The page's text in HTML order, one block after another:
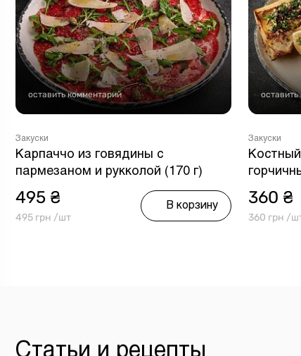
оставить комментарий
Закуски
Карпаччо из говядины с
пармезаном и рукколой (170 г)
495 ₴
495 грн /шт
В корзину
Закуски
360 ₴
360 грн /
Статьи и рецепты